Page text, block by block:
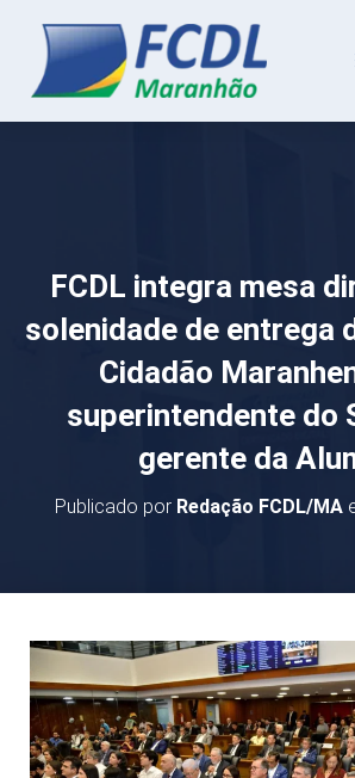
FCDL integra mesa
solenidade de entrega
Cidadão
superintendente do
gerente da
Publicado por Redação FCDL/MA